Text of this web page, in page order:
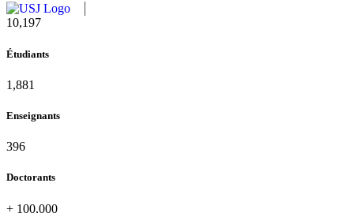
10,815
Étudiants
1,995
Enseignants
420
Doctorants
+ 100,000